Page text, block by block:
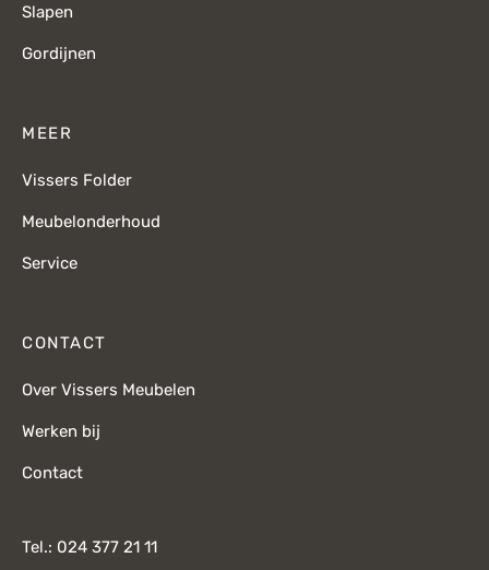
Slapen
Gordijnen
MEER
Vissers Folder
Meubelonderhoud
Service
CONTACT
Over Vissers Meubelen
Werken bij
Contact
Tel.: 024 377 21 11